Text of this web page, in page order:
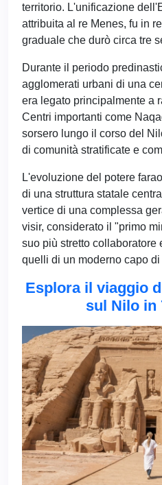
territorio. L'unificazione
attribuita al re Menes, fu in
graduale che durò circa tre
Durante il periodo
agglomerati urbani di una
era legato principalmente a
Centri importanti come
sorsero lungo il corso del
di comunità stratificate e
L'evoluzione del potere
di una struttura statale
vertice di una complessa
visir, considerato il "primo
suo più stretto collaboratore
quelli di un moderno capo di
Esplora il viaggio
sul Nilo in